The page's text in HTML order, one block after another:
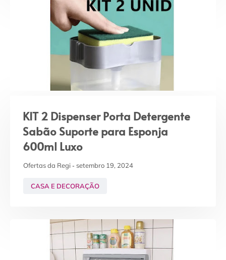
KIT 2 Dispenser Porta Detergente
Sabão Suporte para Esponja
600ml Luxo
Ofertas da Regi setembro 19, 2024
CASA E DECORAÇÃO